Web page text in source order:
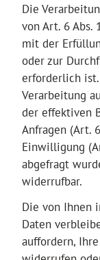
Die
von Art. 6 Abs.
mit der
oder zur
erforderlich
Verarbeitung
der effektiven
Anfragen (Art.
Einwilligung
abgefragt
widerrufbar.
Die von Ihnen
Daten
auffordern,